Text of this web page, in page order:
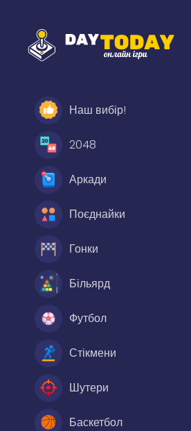
Наш вибір!
2048
Аркади
Поєднайки
Гонки
Більярд
Футбол
Стікмени
Шутери
Баскетбол